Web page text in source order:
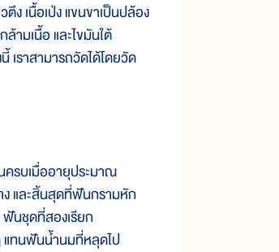
เนื้อเป่ง แขนขาเป็นปล้อง
มเนื้อ และไขมันใต้
ราสามารถวัดได้โดยวัด
รบเมื่ออายุประมาณ
และสิ้นสุดที่ฟันกรามหัก
ฟันชุดที่สองเรียก
ทนฟันน้ำนมที่หลุดไป